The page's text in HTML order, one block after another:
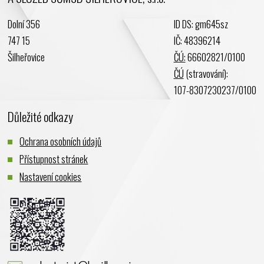
Leden 2024
Listopad 2023
Srpen 2023
Červen 2023
Květen 2023
Duben 2023
Březen 2023
Únor 2023
Leden 2023
Prosinec 2022
Dolní 356
747 15
Šilheřovice
ID DS: gm645sz
IČ: 48396214
ČÚ:66602821/0100
ČÚ (stravování):
107-8307230237/0100
Důležité odkazy
Ochrana osobních údajů
Přístupnost stránek
Nastavení cookies